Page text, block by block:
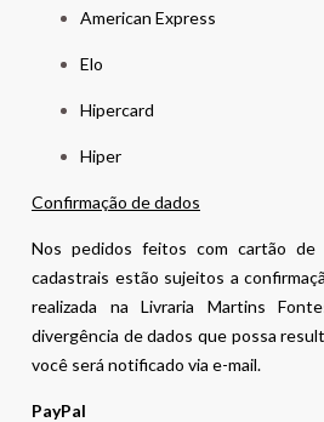
American Express
Elo
Hipercard
Hiper
Confirmação de dados
Nos pedidos feitos com cartão de
cadastrais estão sujeitos a
realizada na Livraria Martins
divergência de dados que possa
você será notificado via e-mail.
PayPal